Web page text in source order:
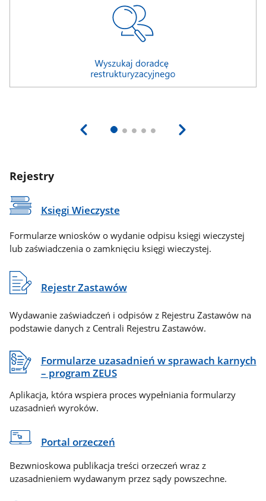
Rejestry
Księgi Wieczyste
Formularze wniosków o wydanie odpisu księgi wieczystej
lub zaświadczenia o zamknięciu księgi wieczystej.
Rejestr Zastawów
Wydawanie zaświadczeń i odpisów z Rejestru Zastawów na
podstawie danych z Centrali Rejestru Zastawów.
Formularze uzasadnień w sprawach karnych
– program ZEUS
Aplikacja, która wspiera proces wypełniania formularzy
uzasadnień wyroków.
Portal orzeczeń
Bezwnioskowa publikacja treści orzeczeń wraz z
uzasadnieniem wydawanym przez sądy powszechne.